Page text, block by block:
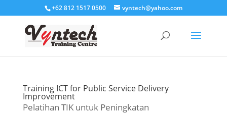
+62 812 1517 0500 vyntech@yahoo.com
Training ICT for Public Service Delivery
Improvement
Pelatihan TIK untuk Peningkatan